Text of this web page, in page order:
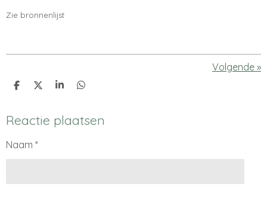
Zie bronnenlijst
Volgende »
D
e
n
D
l
S
r
e
D
e
n
Reactie plaatsen
Naam *